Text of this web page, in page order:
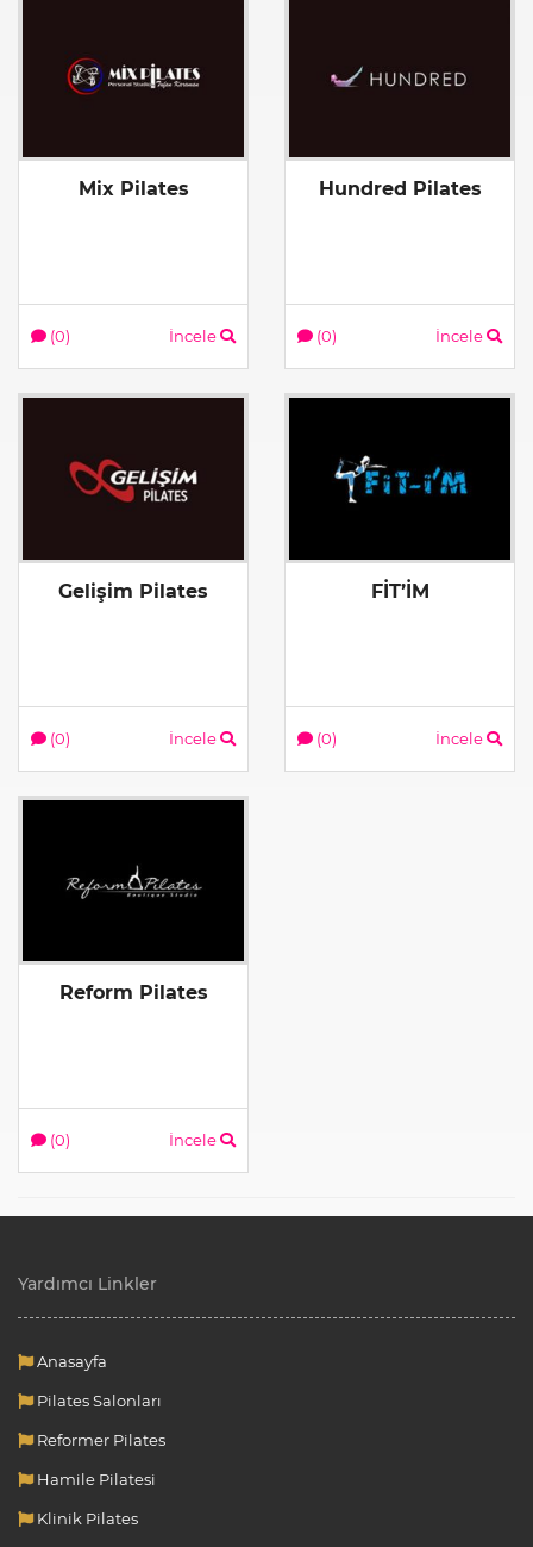
Mix Pilates
(0) İncele
Hundred Pilates
(0) İncele
Gelişim Pilates
(0) İncele
FİT’İM
(0) İncele
Reform Pilates
(0) İncele
Yardımcı Linkler
Anasayfa
Pilates Salonları
Reformer Pilates
Hamile Pilatesi
Klinik Pilates